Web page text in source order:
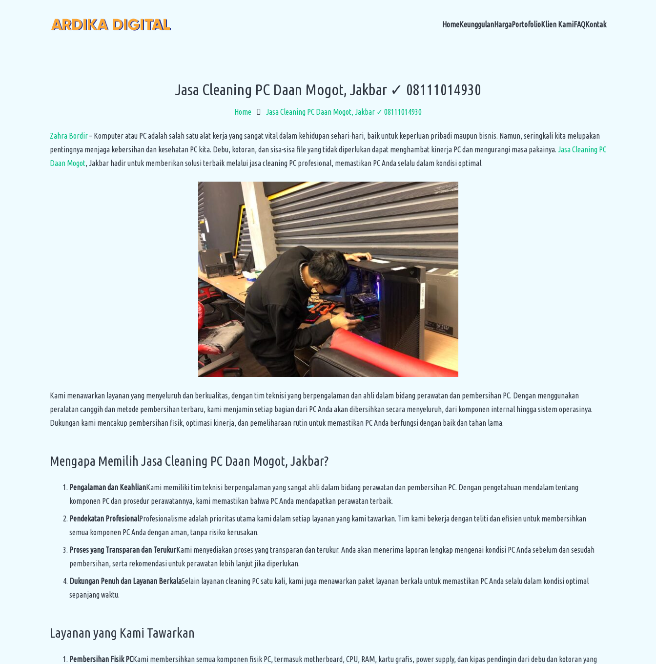
HomeKeunggulanHargaPortofolioKlien KamiFAQKontak
Jasa Cleaning PC Daan Mogot, Jakbar ✓ 08111014930
Home Jasa Cleaning PC Daan Mogot, Jakbar ✓ 08111014930
Zahra Bordir– Komputer atau PC adalah salah satu alat kerja yang sangat vital dalam kehidupan sehari-hari, baik untuk keperluan pribadi maupun bisnis. Namun, seringkali kita melupakan
pentingnya menjaga kebersihan dan kesehatan PC kita. Debu, kotoran, dan sisa-sisa file yang tidak diperlukan dapat menghambat kinerja PC dan mengurangi masa pakainya. Jasa Cleaning PC
Daan Mogot, Jakbar hadir untuk memberikan solusi terbaik melalui jasa cleaning PC profesional, memastikan PC Anda selalu dalam kondisi optimal.
Kami menawarkan layanan yang menyeluruh dan berkualitas, dengan tim teknisi yang berpengalaman dan ahli dalam bidang perawatan dan pembersihan PC. Dengan menggunakan
peralatan canggih dan metode pembersihan terbaru, kami menjamin setiap bagian dari PC Anda akan dibersihkan secara menyeluruh, dari komponen internal hingga sistem operasinya.
Dukungan kami mencakup pembersihan fisik, optimasi kinerja, dan pemeliharaan rutin untuk memastikan PC Anda berfungsi dengan baik dan tahan lama.
Mengapa Memilih Jasa Cleaning PC Daan Mogot, Jakbar?
Pengalaman dan KeahlianKami memiliki tim teknisi berpengalaman yang sangat ahli dalam bidang perawatan dan pembersihan PC. Dengan pengetahuan mendalam tentang
komponen PC dan prosedur perawatannya, kami memastikan bahwa PC Anda mendapatkan perawatan terbaik.
Pendekatan ProfesionalProfesionalisme adalah prioritas utama kami dalam setiap layanan yang kami tawarkan. Tim kami bekerja dengan teliti dan efisien untuk membersihkan
semua komponen PC Anda dengan aman, tanpa risiko kerusakan.
Proses yang Transparan dan TerukurKami menyediakan proses yang transparan dan terukur. Anda akan menerima laporan lengkap mengenai kondisi PC Anda sebelum dan sesudah
pembersihan, serta rekomendasi untuk perawatan lebih lanjut jika diperlukan.
Dukungan Penuh dan Layanan BerkalaSelain layanan cleaning PC satu kali, kami juga menawarkan paket layanan berkala untuk memastikan PC Anda selalu dalam kondisi optimal
sepanjang waktu.
Layanan yang Kami Tawarkan
Pembersihan Fisik PCKami membersihkan semua komponen fisik PC, termasuk motherboard, CPU, RAM, kartu grafis, power supply, dan kipas pendingin dari debu dan kotoran yang